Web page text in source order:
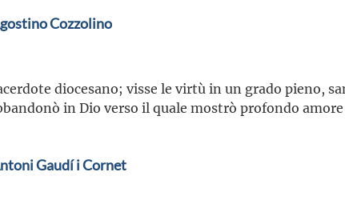
Cozzolino
diocesano; visse le virtù in un grado pieno,
in Dio verso il quale mostrò profondo
Gaudí i Cornet